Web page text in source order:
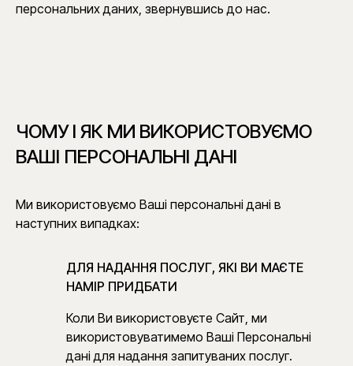
персональних даних, звернувшись до нас.
ЧОМУ І ЯК МИ ВИКОРИСТОВУЄМО
ВАШІ ПЕРСОНАЛЬНІ ДАНІ
Ми використовуємо Ваші персональні дані в
наступних випадках:
ДЛЯ НАДАННЯ ПОСЛУГ, ЯКІ ВИ МАЄТЕ
НАМІР ПРИДБАТИ
Коли Ви використовуєте Сайт, ми
використовуватимемо Ваші Персональні
дані для надання запитуваних послуг.